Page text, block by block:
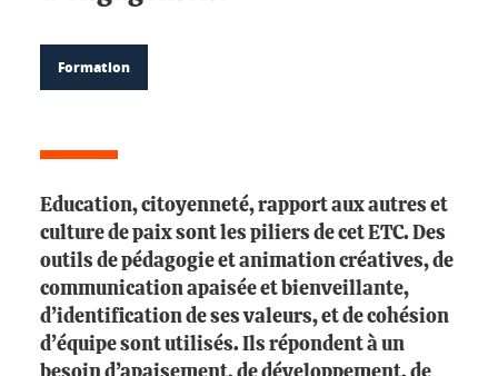
Formation
Education, citoyenneté, rapport aux autres et
culture de paix sont les piliers de cet ETC. Des
outils de pédagogie et animation créatives, de
communication apaisée et bienveillante,
d’identification de ses valeurs, et de cohésion
d’équipe sont utilisés. Ils répondent à un